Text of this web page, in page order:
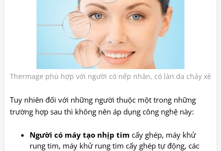
Thermage phù hợp với người có nếp nhăn, có làn da chảy xệ
Tuy nhiên đối với những người thuộc một trong những
trường hợp sau thì không nên áp dụng công nghệ này:
Người có máy tạo nhịp tim cấy ghép, máy khử
rung tim, máy khử rung tim cấy ghép tự động, các